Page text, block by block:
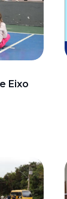
Eixo